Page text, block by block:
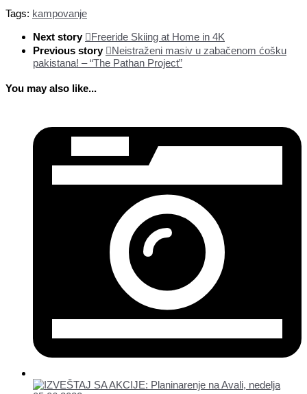
Share
Tags: kampovanje
Next story
Freeride Skiing at Home in 4K
Previous story
Neistraženi masiv u zabačenom ćošku
pakistana! – “The Pathan Project”
You may also like...